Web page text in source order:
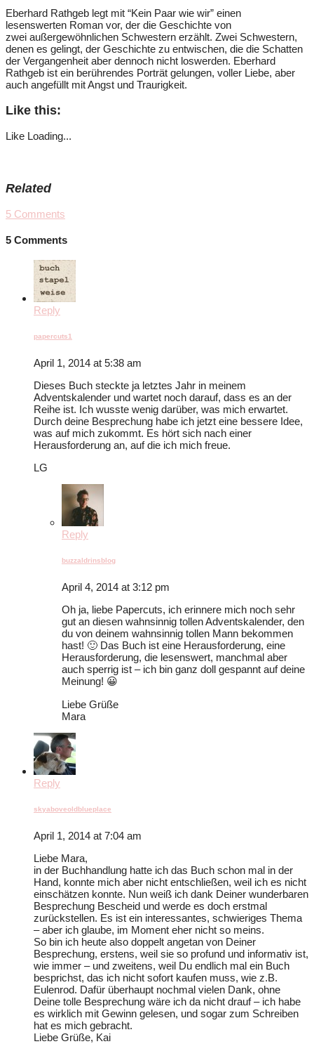
Eberhard Rathgeb legt mit “Kein Paar wie wir” einen
lesenswerten Roman vor, der die Geschichte von
zwei außergewöhnlichen Schwestern erzählt. Zwei Schwestern,
denen es gelingt, der Geschichte zu entwischen, die die Schatten
der Vergangenheit aber dennoch nicht loswerden. Eberhard
Rathgeb ist ein berührendes Porträt gelungen, voller Liebe, aber
auch angefüllt mit Angst und Traurigkeit.
Like this:
Like Loading...
Related
5 Comments
5 Comments
Reply
papercuts1
April 1, 2014 at 5:38 am
Dieses Buch steckte ja letztes Jahr in meinem
Adventskalender und wartet noch darauf, dass es an der
Reihe ist. Ich wusste wenig darüber, was mich erwartet.
Durch deine Besprechung habe ich jetzt eine bessere Idee,
was auf mich zukommt. Es hört sich nach einer
Herausforderung an, auf die ich mich freue.
LG
Reply
buzzaldrinsblog
April 4, 2014 at 3:12 pm
Oh ja, liebe Papercuts, ich erinnere mich noch sehr
gut an diesen wahnsinnig tollen Adventskalender, den
du von deinem wahnsinnig tollen Mann bekommen
hast! 🙂 Das Buch ist eine Herausforderung, eine
Herausforderung, die lesenswert, manchmal aber
auch sperrig ist – ich bin ganz doll gespannt auf deine
Meinung! 😀
Liebe Grüße
Mara
Reply
skyaboveoldblueplace
April 1, 2014 at 7:04 am
Liebe Mara,
in der Buchhandlung hatte ich das Buch schon mal in der
Hand, konnte mich aber nicht entschließen, weil ich es nicht
einschätzen konnte. Nun weiß ich dank Deiner wunderbaren
Besprechung Bescheid und werde es doch erstmal
zurückstellen. Es ist ein interessantes, schwieriges Thema
– aber ich glaube, im Moment eher nicht so meins.
So bin ich heute also doppelt angetan von Deiner
Besprechung, erstens, weil sie so profund und informativ ist,
wie immer – und zweitens, weil Du endlich mal ein Buch
besprichst, das ich nicht sofort kaufen muss, wie z.B.
Eulenrod. Dafür überhaupt nochmal vielen Dank, ohne
Deine tolle Besprechung wäre ich da nicht drauf – ich habe
es wirklich mit Gewinn gelesen, und sogar zum Schreiben
hat es mich gebracht.
Liebe Grüße, Kai